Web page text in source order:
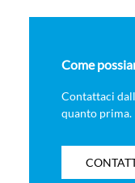
Come
Contattaci
quanto prima.